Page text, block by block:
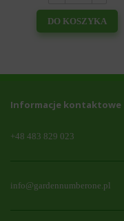
DO KOSZYKA
Informacje kontaktowe
+48 483 829 023
info@gardennumberone.pl